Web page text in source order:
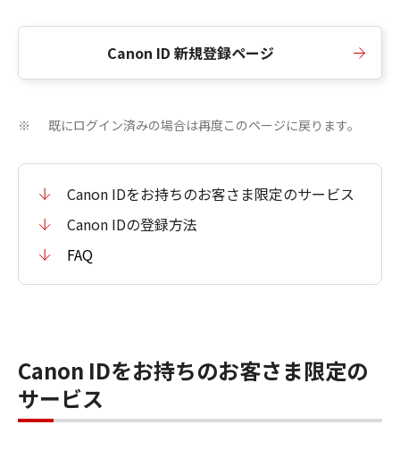
Canon ID 新規登録ページ
※ 既にログイン済みの場合は再度このページに戻ります。
Canon IDをお持ちのお客さま限定のサービス
Canon IDの登録方法
FAQ
Canon IDをお持ちのお客さま限定の
サービス